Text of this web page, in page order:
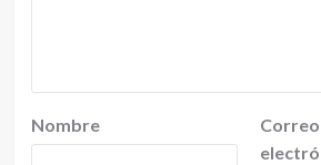
Nombre
Correo